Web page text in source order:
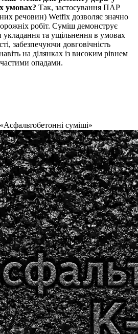
умовах? Так, застосування ПАР
речовин) Wetfix дозволяє значно
робіт. Суміш демонструє
укладання та ущільнення в умовах
забезпечуючи довговічність
на ділянках із високим рівнем
опадами.
суміші»